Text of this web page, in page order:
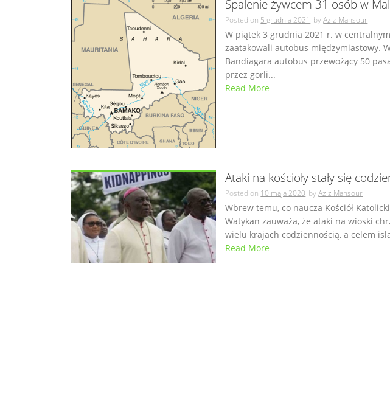
Spalenie żywcem 31 osób w
Posted on 5 grudnia 2021 byAziz Mansour
W piątek 3 grudnia 2021 r. w
zaatakowali autobus międzymiastowy.
Bandiagara autobus przewożący 50
przez gorli...
Read More
Ataki na kościoły stały się
Posted on 10 maja 2020 byAziz Mansour
Wbrew temu, co naucza Kościół
Watykan zauważa, że ataki na wioski
wielu krajach codziennością, a celem
Read More